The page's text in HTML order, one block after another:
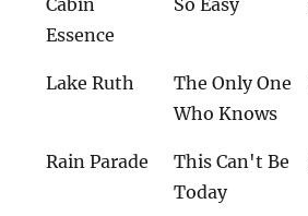
Cabin
Essence
So Easy
Lake Ruth
The Only One
Who Knows
Rain Parade
This Can't Be
Today